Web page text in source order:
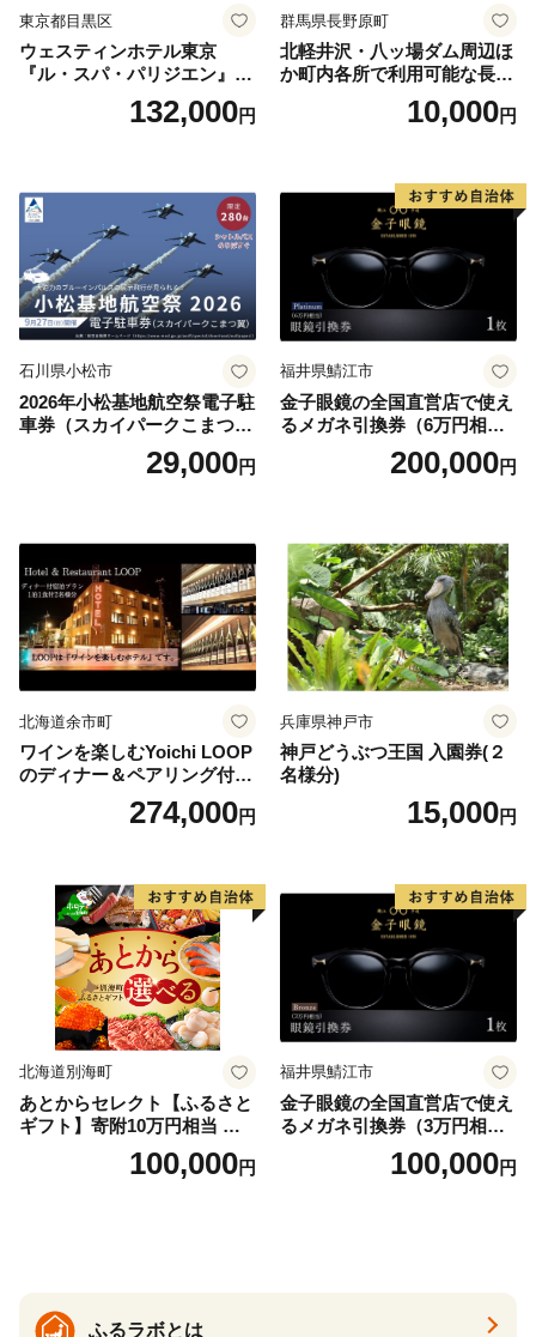
東京都目黒区
ウェスティンホテル東京
『ル・スパ・パリジエン』選
べるボディセラピー90分/1名
132,000円
群馬県長野原町
北軽井沢・八ッ場ダム周辺ほ
か町内各所で利用可能な長野
原町ふるさと感謝券（3,000
円分）【トラベル 観光 旅行
10,000円
石川県小松市
2026年小松基地航空祭電子駐
車券（スカイパークこまつ
翼） 駐車場 シャトルバスの
りばすぐ 石川県 小松市
29,000円
福井県鯖江市
金子眼鏡の全国直営店で使え
るメガネ引換券（6万円相
当） Platinum200,000円
北海道余市町
ワインを楽しむYoichi LOOP
のディナー＆ペアリング付宿
泊プラン＜デラックスツイン
274,000円
兵庫県神戸市
神戸どうぶつ王国 入園券(２
名様分)
15,000円
北海道別海町
あとからセレクト【ふるさと
ギフト】寄附10万円相当 あ
とから選べる！ ギフト いく
ら ほたて 海鮮 牛肉 別海町
ギフト ふるさと納税 ）
100,000円
福井県鯖江市
金子眼鏡の全国直営店で使え
るメガネ引換券（3万円相
100,000円
ふるラボとは